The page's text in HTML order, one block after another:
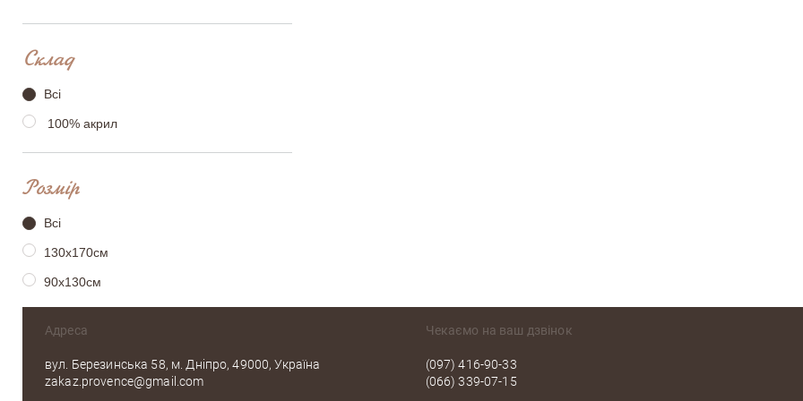
Склад
Всі
100% акрил
Розмір
Всі
130х170см
90х130см
Адреса
вул. Березинська 58, м. Дніпро, 49000, Україна
zakaz.provence@gmail.com
Чекаємо на ваш дзвінок
(097) 416-90-33
(066) 339-07-15